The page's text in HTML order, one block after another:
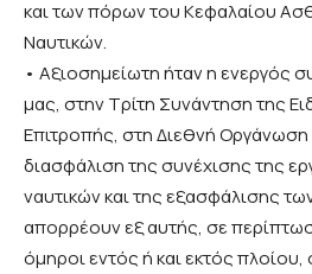
και των πόρων του Κεφαλαίου
Ναυτικών.
• Αξιοσημείωτη ήταν η ενεργός
μας, στην Τρίτη Συνάντηση της
Επιτροπής, στη Διεθνή
διασφάλιση της συνέχισης της
ναυτικών και της εξασφάλισης
απορρέουν εξ αυτής, σε
όμηροι εντός ή και εκτός